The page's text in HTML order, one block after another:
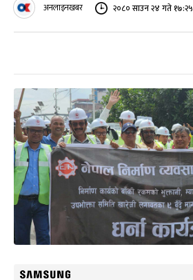
अनलाइनखबर २०८० साउन २४ गते १७:२५